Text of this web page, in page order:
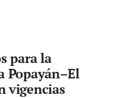
para la
Popayán–El
vigencias